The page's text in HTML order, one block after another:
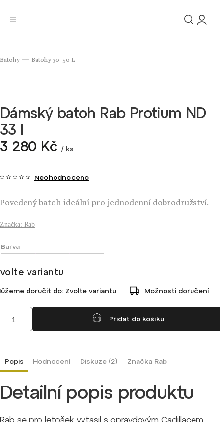
Batohy / Batohy 30–50 L
Dámský batoh Rab Protium ND
33 l
3 280 Kč / ks
Neohodnoceno
Povedený batoh ideální pro jednodenní dobrodružství.
Značka: Rab
Barva
variantu
doručit do: Zvolte variantu Možnosti doručení
Přidat do košíku
Popis Hodnocení Diskuze (2) ZnačkaRab
Detailní popis produktu
Rab se pro letošek vytasil s opravdovým Cadillacem